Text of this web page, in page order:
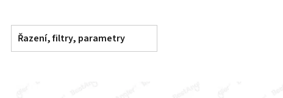
Řazení, filtry, parametry